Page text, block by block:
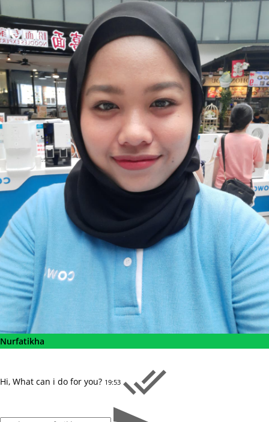
Nurfatikha
Hi, What can i do for you? 19:53